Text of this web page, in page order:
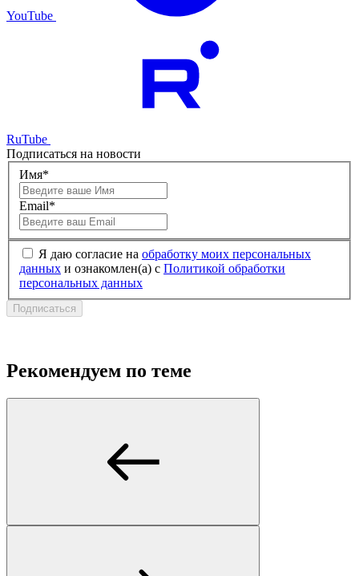
YouTube
RuTube
Подписаться на новости
Имя*
Email*
Я даю согласие на обработку моих персональных
данных и ознакомлен(а) с Политикой обработки
персональных данных
Подписаться
Рекомендуем по теме